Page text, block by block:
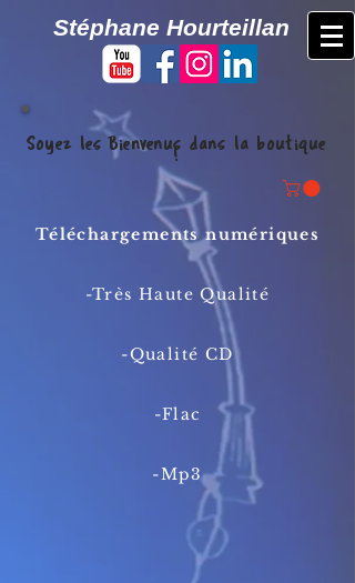
​Stéphane Hourteillan
Soyez les Bienvenus dans la boutique
!
Téléchargements numériques
-Très Haute Qualité
-Qualité CD
-Flac
-Mp3